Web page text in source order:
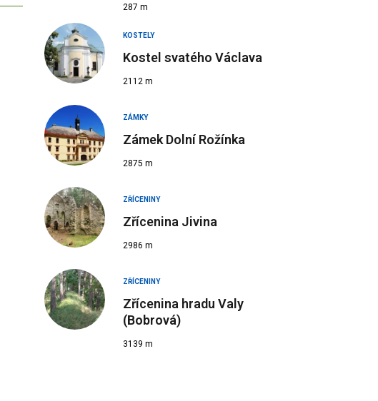
287 m
KOSTELY
Kostel svatého Václava
2112 m
ZÁMKY
Zámek Dolní Rožínka
2875 m
ZŘÍCENINY
Zřícenina Jivina
2986 m
ZŘÍCENINY
Zřícenina hradu Valy
(Bobrová)
3139 m